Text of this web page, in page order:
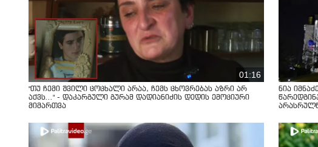
01:16
"თუ ჩემი შვილი ცოცხალი არაა, ჩემს ცხოვრებას აზრი არ
აქვს..." - დაკარგული გურამ დადიანიძის დედის ემოციური
მიმართვა
ნია